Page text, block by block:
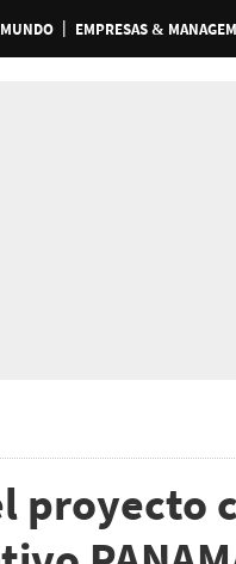
EMPRESAS &
proyecto